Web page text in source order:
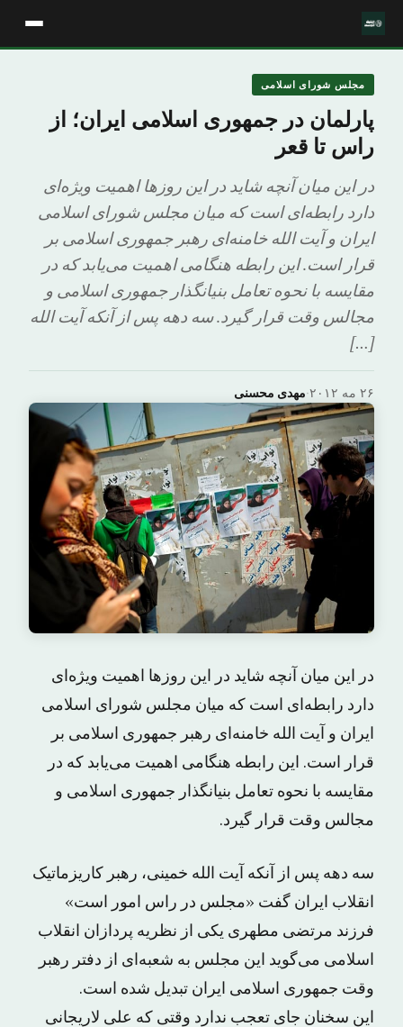
مجلس شورای اسلامی
پارلمان در جمهوری اسلامی ایران؛ از
راس تا قعر
در این میان آنچه شاید در این روز‌ها اهمیت ویژه‌ای
دارد رابطه‌ای است که میان مجلس شورای اسلامی
ایران و آیت الله خامنه‌ای رهبر جمهوری اسلامی بر
قرار است. این رابطه هنگامی اهمیت می‌یابد که در
مقایسه با نحوه تعامل بنیانگذار جمهوری اسلامی و
مجالس وقت قرار گیرد. سه دهه پس از آنکه آیت الله
[…]
مهدی محسنی· ۲۶ مه ۲۰۱۲
در این میان آنچه شاید در این روز‌ها اهمیت ویژه‌ای
دارد رابطه‌ای است که میان مجلس شورای اسلامی
ایران و آیت الله خامنه‌ای رهبر جمهوری اسلامی بر
قرار است. این رابطه هنگامی اهمیت می‌یابد که در
مقایسه با نحوه تعامل بنیانگذار جمهوری اسلامی و
مجالس وقت قرار گیرد.
سه دهه پس از آنکه آیت الله خمینی، رهبر کاریزماتیک
انقلاب ایران گفت «مجلس در راس امور است»
فرزند مرتضی مطهری یکی از نظریه پردازان انقلاب
اسلامی می‌گوید این مجلس به شعبه‌ای از دفتر رهبر
وقت جمهوری اسلامی ایران تبدیل شده است.
این سخنان جای تعجب ندارد وقتی که علی لاریجانی